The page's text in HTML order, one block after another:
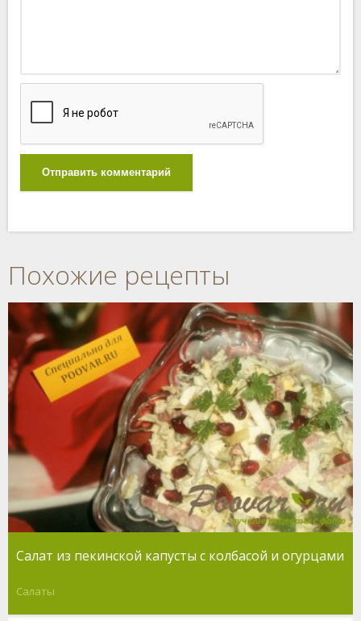
Отправить комментарий
Похожие рецепты
Салат из пекинской капусты с колбасой и огурцами
Салаты